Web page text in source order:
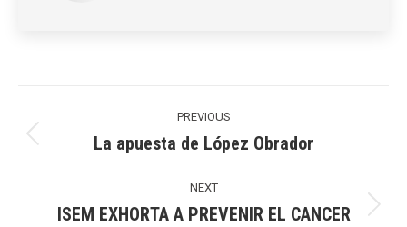
navigation
PREVIOUS
Previous
La apuesta de López Obrador
NEXT
Next
ISEM EXHORTA A PREVENIR EL CANCER